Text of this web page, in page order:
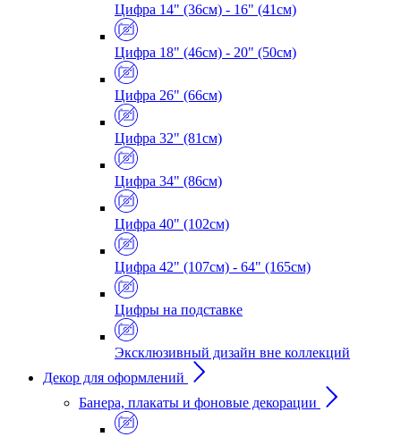
Цифра 14" (36см) - 16" (41см)
Цифра 18" (46см) - 20" (50см)
Цифра 26" (66см)
Цифра 32" (81см)
Цифра 34" (86см)
Цифра 40" (102см)
Цифра 42" (107см) - 64" (165см)
Цифры на подставке
Эксклюзивный дизайн вне коллекций
Декор для оформлений
Банера, плакаты и фоновые декорации